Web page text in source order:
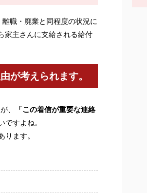
職・廃業と同程度の状況に
家主さんに支給される給付
が考えられます。
、
「この着信が重要な連絡
すよね。
ます。